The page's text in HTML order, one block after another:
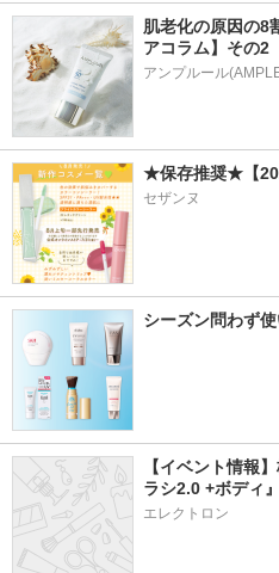
肌老化の原因の8
アコラム】その2
アンプルール
★保存推奨★【
セザンヌ
シーズン問わず
【イベント情報
ラシ2.0 +ボディ
エレクトロン